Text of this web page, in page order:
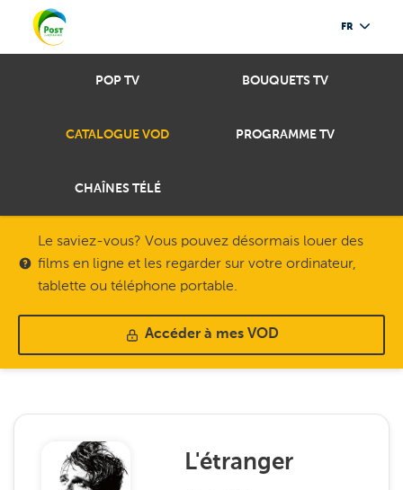
FR
POP TV BOUQUETS TV
CATALOGUE VOD PROGRAMME TV
CHAÎNES TÉLÉ
Le saviez-vous? Vous pouvez désormais louer des
films en ligne et les regarder sur votre ordinateur,
tablette ou téléphone portable.
Accéder à mes VOD
L'étranger